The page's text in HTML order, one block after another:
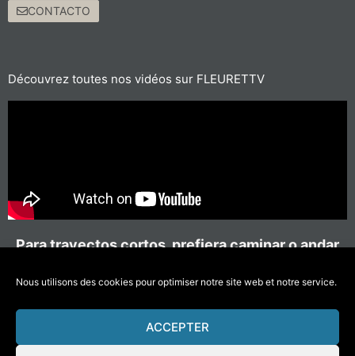
Nous utilisons des cookies pour optimiser notre site web et notre service.
ACCEPTER
CONTACTO
Découvrez toutes nos vidéos sur FLEURETTV
Para trayectos cortos, prefiera caminar o andar
#MoverseMenosContaminar